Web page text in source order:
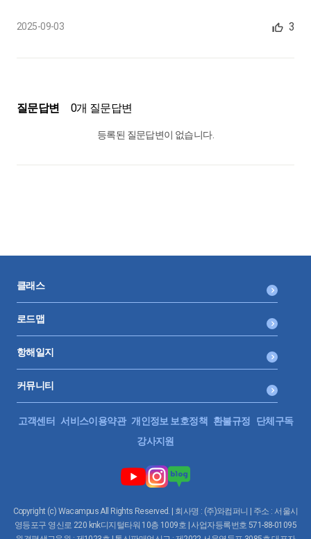
2025-09-03 3
질문답변 0개 질문답변
등록된 질문답변이 없습니다.
클래스
로드맵
항해일지
커뮤니티
고객센터 서비스이용약관 개인정보 보호정책 환불규정
단체구독
강사지원
Copyright (c) Wacampus All Rights Reserved. | 회사명 : (주)와컴퍼니 | 주소 : 서울시
영등포구 영신로 220 knk디지털타워 10층 1009호 | 사업자등록번호 571-88-01095